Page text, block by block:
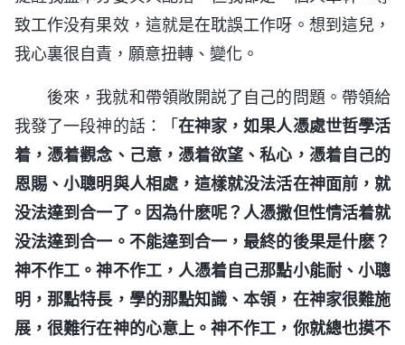
致工作没有果效，這就是在耽誤工作呀。想到這兒，
我心裏很自責，願意扭轉、變化。
後來，我就和帶領敞開説了自己的問題。帶領給
我發了一段神的話：「在神家，如果人憑處世哲學活
着，憑着觀念、己意，憑着欲望、私心，憑着自己的
恩賜、小聰明與人相處，這樣就没法活在神面前，就
没法達到合一了。因為什麽呢？人憑撒但性情活着就
没法達到合一。不能達到合一，最終的後果是什麽？
神不作工。神不作工，人憑着自己那點小能耐、小聰
明，那點特長，學的那點知識、本領，在神家很難施
展，很難行在神的心意上。神不作工，你就總也摸不